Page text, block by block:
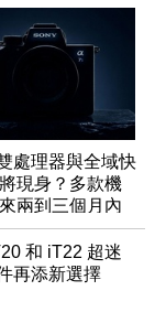
處理器與全域快
現身？多款機
兩到三個月內
和 iT22 超迷
再添新選擇